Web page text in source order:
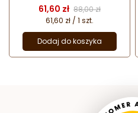
Cena
61,60 zł Cena podstawowa
88,00 zł
61,60 zł / 1 szt.
Dodaj do koszyka